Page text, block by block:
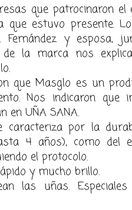
que patrocinaron el
que estuvo presente.
Fernández y esposa,
de la marca nos
que Masglo es un
Nos indicaron que
en UÑA SANA.
caracteriza por la
4 años), como del
el protocolo.
y mucho brillo.
las uñas.